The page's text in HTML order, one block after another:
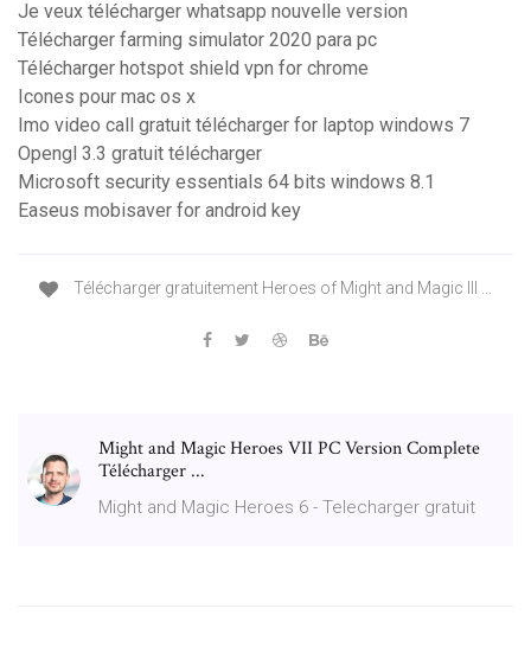
Je veux télécharger whatsapp nouvelle version
Télécharger farming simulator 2020 para pc
Télécharger hotspot shield vpn for chrome
Icones pour mac os x
Imo video call gratuit télécharger for laptop windows 7
Opengl 3.3 gratuit télécharger
Microsoft security essentials 64 bits windows 8.1
Easeus mobisaver for android key
Télécharger gratuitement Heroes of Might and Magic III ...
Might and Magic Heroes VII PC Version Complete
Télécharger ...
Might and Magic Heroes 6 - Telecharger gratuit